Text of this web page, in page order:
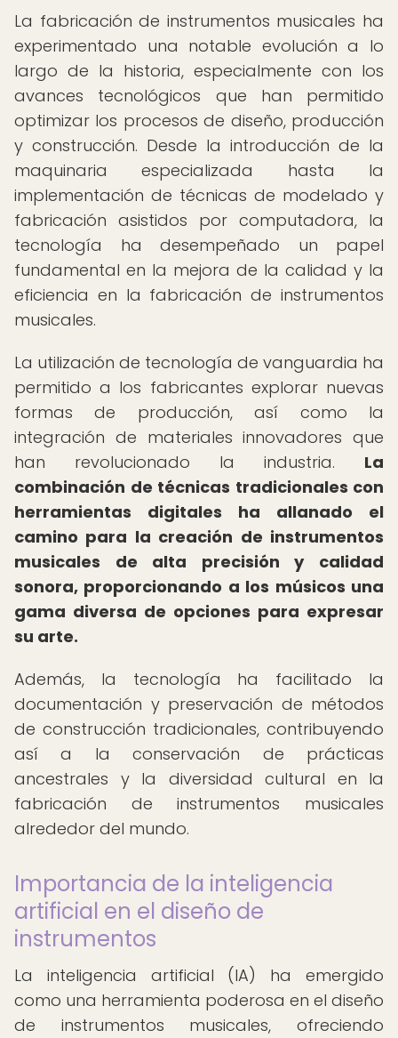
La fabricación de instrumentos musicales ha
experimentado una notable evolución a lo
largo de la historia, especialmente con los
avances tecnológicos que han permitido
optimizar los procesos de diseño, producción
y construcción. Desde la introducción de la
maquinaria especializada hasta la
implementación de técnicas de modelado y
fabricación asistidos por computadora, la
tecnología ha desempeñado un papel
fundamental en la mejora de la calidad y la
eficiencia en la fabricación de instrumentos
musicales.
La utilización de tecnología de vanguardia ha
permitido a los fabricantes explorar nuevas
formas de producción, así como la
integración de materiales innovadores que
han revolucionado la industria. La
combinación de técnicas tradicionales con
herramientas digitales ha allanado el
camino para la creación de instrumentos
musicales de alta precisión y calidad
sonora, proporcionando a los músicos una
gama diversa de opciones para expresar
su arte.
Además, la tecnología ha facilitado la
documentación y preservación de métodos
de construcción tradicionales, contribuyendo
así a la conservación de prácticas
ancestrales y la diversidad cultural en la
fabricación de instrumentos musicales
alrededor del mundo.
Importancia de la inteligencia
artificial en el diseño de
instrumentos
La inteligencia artificial (IA) ha emergido
como una herramienta poderosa en el diseño
de instrumentos musicales, ofreciendo